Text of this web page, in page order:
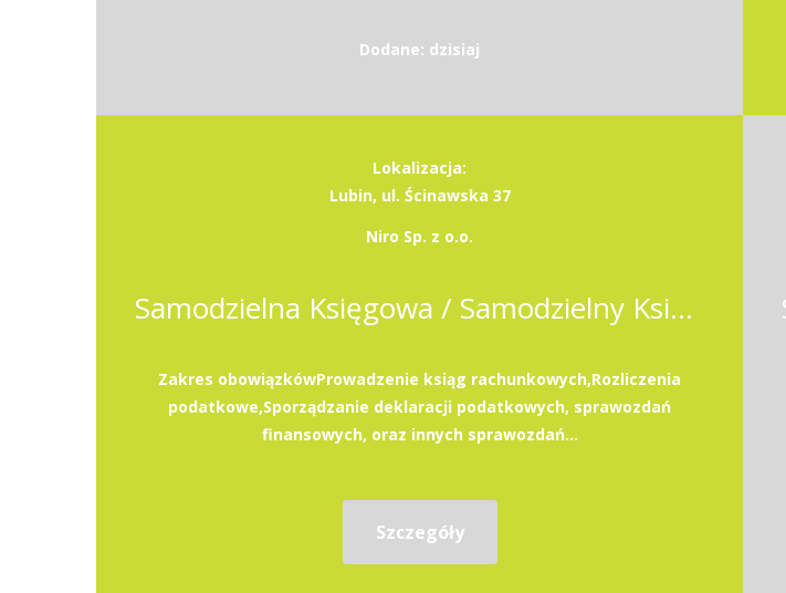
Dodane: dzisiaj
Lokalizacja:
Lubin, ul. Ścinawska 37
Niro Sp. z o.o.
Samodzielna Księgowa / Samodzielny Księgowy
Zakres obowiązkówProwadzenie ksiąg rachunkowych,Rozliczenia
podatkowe,Sporządzanie deklaracji podatkowych, sprawozdań
finansowych, oraz innych sprawozdań...
Szczegóły